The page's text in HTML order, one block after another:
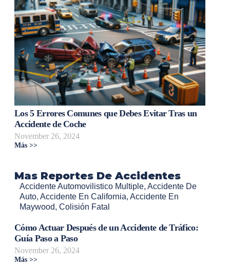
Los 5 Errores Comunes que Debes Evitar Tras un
Accidente de Coche
November 26, 2024
Más >>
Mas Reportes De Accidentes
Accidente Automovilistico Multiple, Accidente De
Auto, Accidente En California, Accidente En
Maywood, Colisión Fatal
Cómo Actuar Después de un Accidente de Tráfico:
Guía Paso a Paso
November 26, 2024
Más >>